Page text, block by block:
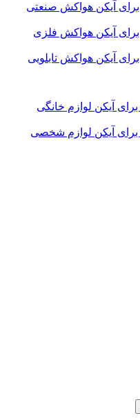
هواکش صنعتی
هواکش فلزی
هواکش تابلویی
لوازم خانگی
لوازم شخصی